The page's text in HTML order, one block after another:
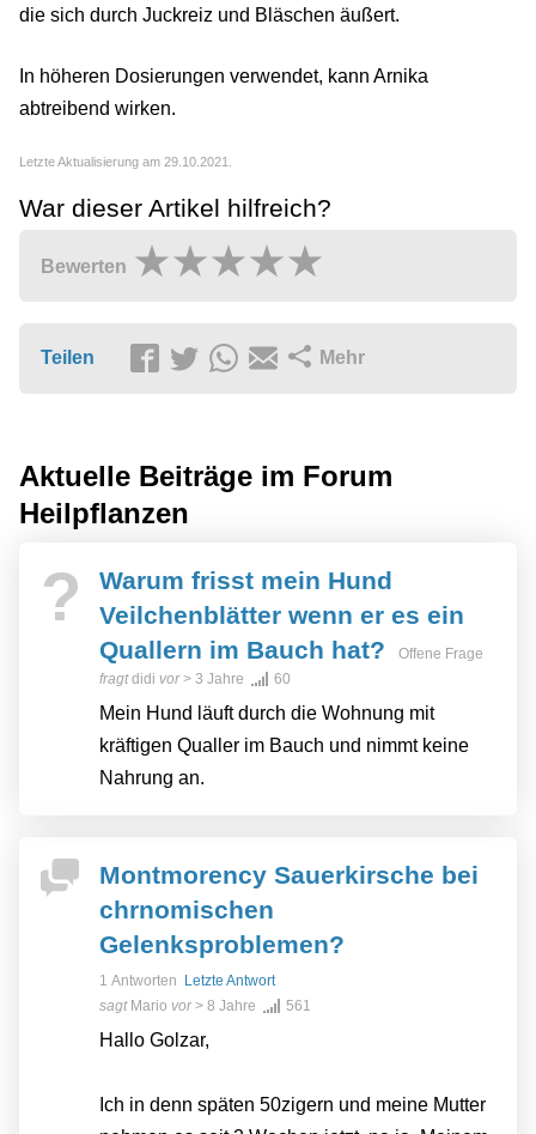
die sich durch Juckreiz und Bläschen äußert.
In höheren Dosierungen verwendet, kann Arnika
abtreibend wirken.
Letzte Aktualisierung am 29.10.2021.
War dieser Artikel hilfreich?
Bewerten
Teilen Mehr
Aktuelle Beiträge im Forum
Heilpflanzen
?
Warum frisst mein Hund
Veilchenblätter wenn er es ein
Quallern im Bauch hat?
Offene Frage
fragtdidi vor> 3 Jahre 60
Mein Hund läuft durch die Wohnung mit
kräftigen Qualler im Bauch und nimmt keine
Nahrung an.
Montmorency Sauerkirsche bei
chrnomischen
Gelenksproblemen?
1 Antworten
Letzte Antwort
sagt Mario vor> 8 Jahre 561
Hallo Golzar,
Ich in denn späten 50zigern und meine Mutter